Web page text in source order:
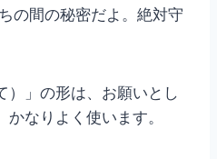
の間の秘密だよ。絶対守
）」の形は、お願いとし
なりよく使います。